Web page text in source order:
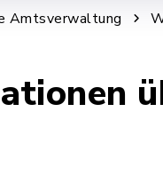
Amtsverwaltung